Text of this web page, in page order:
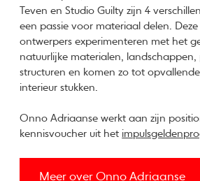
Teven en Studio Guilty zijn 4
een passie voor materiaal delen.
ontwerpers experimenteren met het
natuurlijke materialen,
structuren en komen zo tot
interieur stukken.
Onno Adriaanse werkt aan zijn
kennisvoucher uit het
Meer over Onno Adriaanse